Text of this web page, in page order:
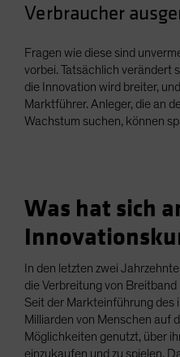
Verbraucher
Fragen wie diese sind
vorbei. Tatsächlich verändert
die Innovation wird breiter,
Marktführer. Anleger, die an
Wachstum suchen, können
Was hat sich
In den letzten zwei
die Verbreitung von
Seit der Markteinführung des
Milliarden von Menschen auf
Möglichkeiten genutzt, über
einzukaufen und zu spielen.